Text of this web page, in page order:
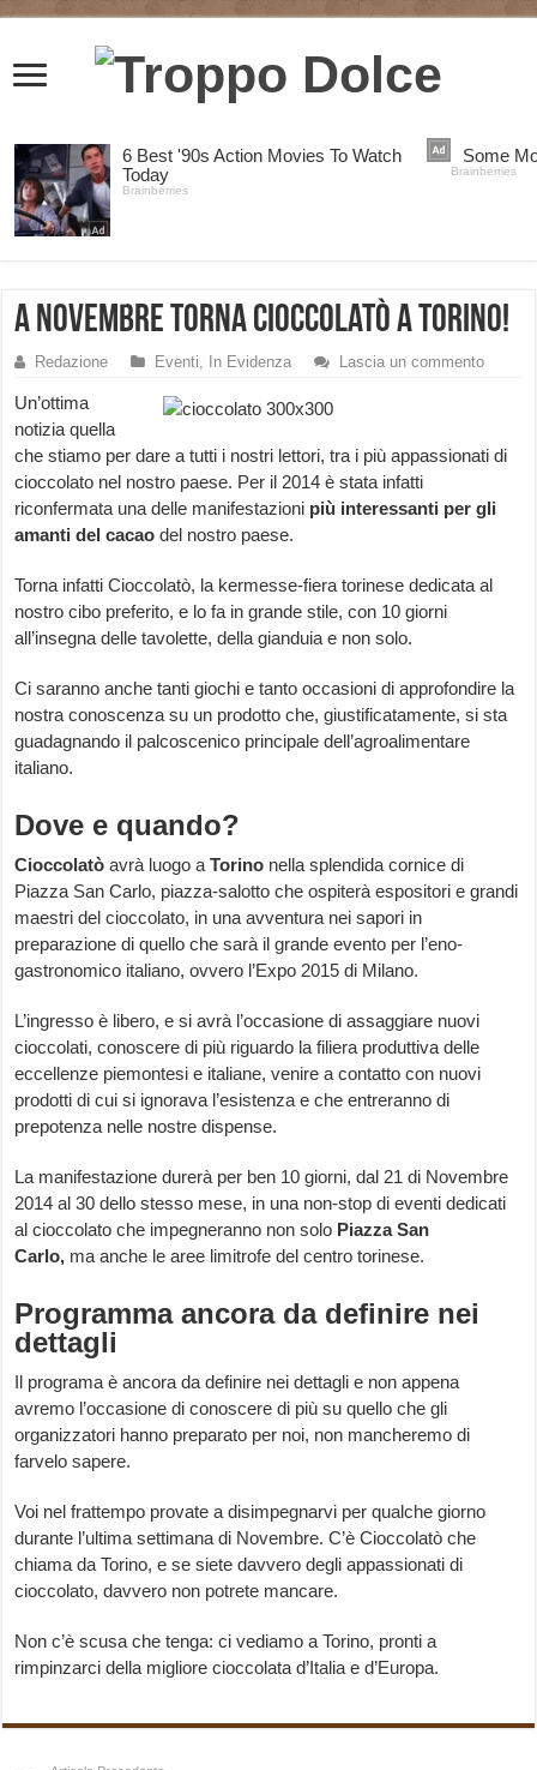
A Novembre torna Cioccolatò a Torino!
Redazione Eventi, In Evidenza Lascia un commento
Un’ottima
notizia quella
che stiamo per dare a tutti i nostri lettori, tra i più appassionati di
cioccolato nel nostro paese. Per il 2014 è stata infatti
riconfermata una delle manifestazioni più interessanti per gli
amanti del cacaodel nostro paese.
Torna infatti Cioccolatò, la kermesse-fiera torinese dedicata al
nostro cibo preferito, e lo fa in grande stile, con 10 giorni
all’insegna delle tavolette, della gianduia e non solo.
Ci saranno anche tanti giochi e tanto occasioni di approfondire la
nostra conoscenza su un prodotto che, giustificatamente, si sta
guadagnando il palcoscenico principale dell’agroalimentare
italiano.
Dove e quando?
Cioccolatò avrà luogo aTorino nella splendida cornice di
Piazza San Carlo, piazza-salotto che ospiterà espositori e grandi
maestri del cioccolato, in una avventura nei sapori in
preparazione di quello che sarà il grande evento per l’eno-
gastronomico italiano, ovvero l’Expo 2015 di Milano.
L’ingresso è libero, e si avrà l’occasione di assaggiare nuovi
cioccolati, conoscere di più riguardo la filiera produttiva delle
eccellenze piemontesi e italiane, venire a contatto con nuovi
prodotti di cui si ignorava l’esistenza e che entreranno di
prepotenza nelle nostre dispense.
La manifestazione durerà per ben 10 giorni, dal 21 di Novembre
2014 al 30 dello stesso mese, in una non-stop di eventi dedicati
al cioccolato che impegneranno non solo Piazza San
Carlo, ma anche le aree limitrofe del centro torinese.
Programma ancora da definire nei
dettagli
Il programa è ancora da definire nei dettagli e non appena
avremo l’occasione di conoscere di più su quello che gli
organizzatori hanno preparato per noi, non mancheremo di
farvelo sapere.
Voi nel frattempo provate a disimpegnarvi per qualche giorno
durante l’ultima settimana di Novembre. C’è Cioccolatò che
chiama da Torino, e se siete davvero degli appassionati di
cioccolato, davvero non potrete mancare.
Non c’è scusa che tenga: ci vediamo a Torino, pronti a
rimpinzarci della migliore cioccolata d’Italia e d’Europa.